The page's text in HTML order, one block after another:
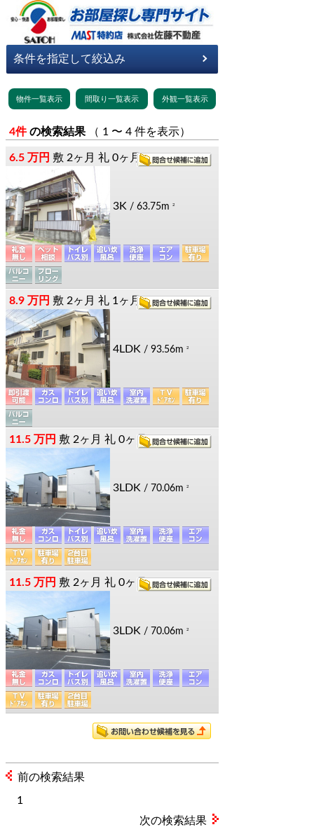
4件 の検索結果 （ 1 〜 4 件を表示）
6.5 万円 敷 2ヶ月 礼 0ヶ月
3K / 63.75m 2
8.9 万円 敷 2ヶ月 礼 1ヶ月
4LDK / 93.56m 2
11.5 万円 敷 2ヶ月 礼 0ヶ月
3LDK / 70.06m 2
11.5 万円 敷 2ヶ月 礼 0ヶ月
3LDK / 70.06m 2
前の検索結果
1